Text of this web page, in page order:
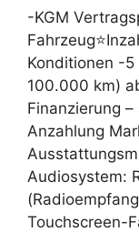
-KGM
Konditionen -5
100.000 km)
Finanzierung
Anzahlung
Audiosystem:
Touchscreen-